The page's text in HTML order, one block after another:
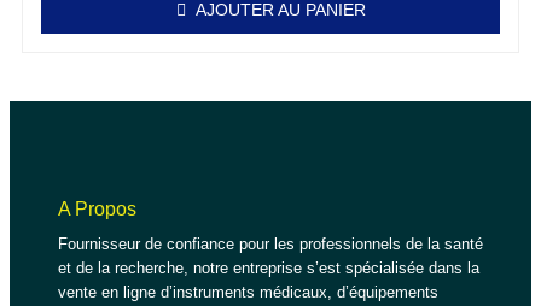
AJOUTER AU PANIER
A Propos
Fournisseur de confiance pour les professionnels de la santé
et de la recherche, notre entreprise s’est spécialisée dans la
vente en ligne d’instruments médicaux, d’équipements